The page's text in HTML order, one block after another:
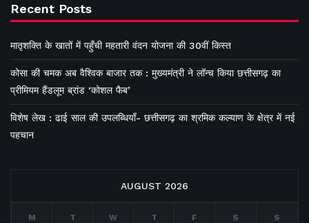
Recent Posts
मातृशक्ति के खातों में पहुँची महतारी वंदन योजना की 30वीं किस्त
कोसा की चमक अब वैश्विक बाजार तक : मुख्यमंत्री ने लॉन्च किया छत्तीसगढ़ का
प्रीमियम हैंडलूम ब्रांड ‘कोशल फैब’
विशेष लेख : ढाई साल की उपलब्धियाँ- छत्तीसगढ़ का श्रमिक कल्याण के क्षेत्र में नई
पहचान
AUGUST 2026
M T W T F S S